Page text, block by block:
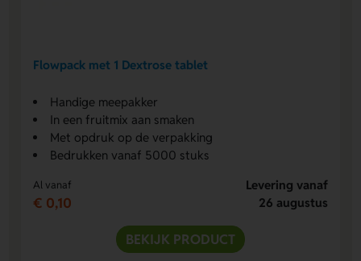
Flowpack met 1 Dextrose tablet
Handige meepakker
In een fruitmix aan smaken
Met opdruk op de verpakking
Bedrukken vanaf 5000 stuks
Al vanaf
€ 0,10
Levering vanaf
26 augustus
BEKIJK PRODUCT